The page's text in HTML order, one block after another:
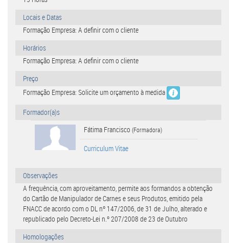
Locais e Datas
Formação Empresa: A definir com o cliente
Horários
Formação Empresa: A definir com o cliente
Preço
Formação Empresa: Solicite um orçamento à medida
Formador(a)s
Fátima Francisco (Formadora)
Curriculum Vitae
Observações
A frequência, com aproveitamento, permite aos formandos a obtenção
do Cartão de Manipulador de Carnes e seus Produtos, emitido pela
FNACC de acordo com o DL nº 147/2006, de 31 de Julho, alterado e
republicado pelo Decreto-Lei n.º 207/2008 de 23 de Outubro
Homologações